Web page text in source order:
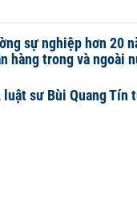
sự nghiệp hơn 20
hàng trong và ngoài
sư Bùi Quang Tín